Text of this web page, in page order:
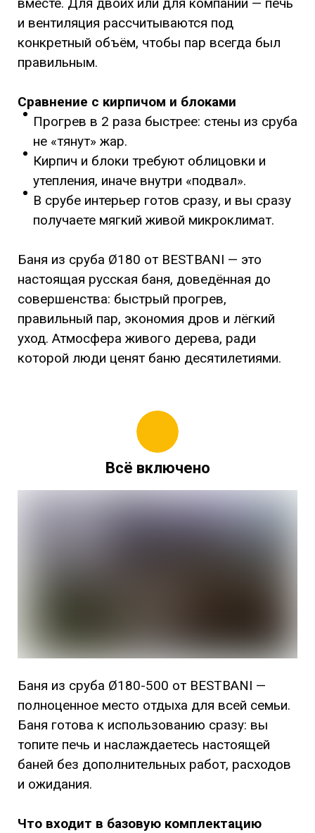
и вентиляция рассчитываются под
конкретный объём, чтобы пар всегда был
правильным.
Сравнение с кирпичом и блоками
Прогрев в 2 раза быстрее: стены из сруба
не «тянут» жар.
Кирпич и блоки требуют облицовки и
утепления, иначе внутри «подвал».
В срубе интерьер готов сразу, и вы сразу
получаете мягкий живой микроклимат.
Баня из сруба Ø180 от BESTBANI — это
настоящая русская баня, доведённая до
совершенства: быстрый прогрев,
правильный пар, экономия дров и лёгкий
уход. Атмосфера живого дерева, ради
которой люди ценят баню десятилетиями.
Всё включено
Баня из сруба Ø180-500 от BESTBANI —
полноценное место отдыха для всей семьи.
Баня готова к использованию сразу: вы
топите печь и наслаждаетесь настоящей
баней без дополнительных работ, расходов
и ожидания.
Что входит в базовую комплектацию